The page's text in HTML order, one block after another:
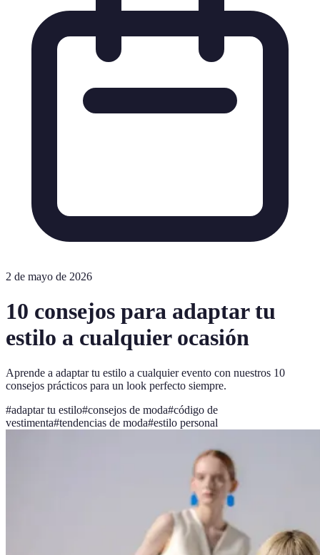
2 de mayo de 2026
10 consejos para adaptar tu
estilo a cualquier ocasión
Aprende a adaptar tu estilo a cualquier evento con nuestros 10
consejos prácticos para un look perfecto siempre.
#adaptar tu estilo#consejos de moda#código de
vestimenta#tendencias de moda#estilo personal